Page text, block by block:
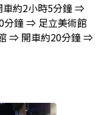
約2小時5分鐘 ⇒
分鐘 ⇒ 足立美術館
⇒ 開車約20分鐘 ⇒